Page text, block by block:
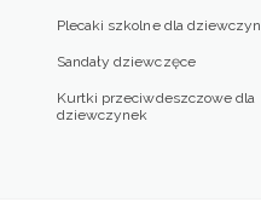
Plecaki szkolne dla dziewczyn
Sandały dziewczęce
Kurtki przeciwdeszczowe dla
dziewczynek